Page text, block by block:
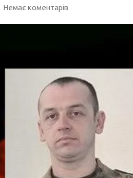
Немає коментарів